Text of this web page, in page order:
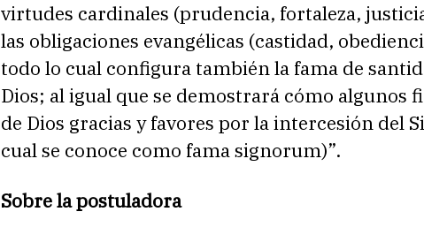
virtudes cardinales (prudencia, fortaleza,
las obligaciones evangélicas (castidad,
todo lo cual configura también la fama de
Dios; al igual que se demostrará cómo algunos
de Dios gracias y favores por la intercesión del
cual se conoce como fama signorum)”.
Sobre la postuladora